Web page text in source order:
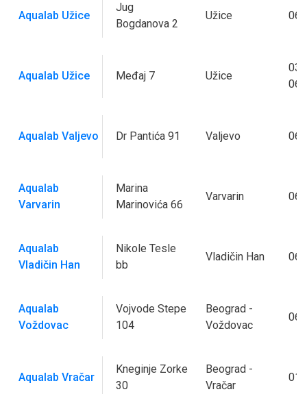
Aqualab Užice
Jug
Bogdanova 2
Užice
Aqualab Užice Međaj 7 Užice
Aqualab Valjevo Dr Pantića 91 Valjevo
Aqualab
Varvarin
Marina
Marinovića 66
Varvarin
Aqualab
Vladičin Han
Nikole Tesle
bb
Vladičin Han
Aqualab
Voždovac
Vojvode Stepe
104
Beograd -
Voždovac
Aqualab Vračar
Kneginje Zorke
30
Beograd -
Vračar